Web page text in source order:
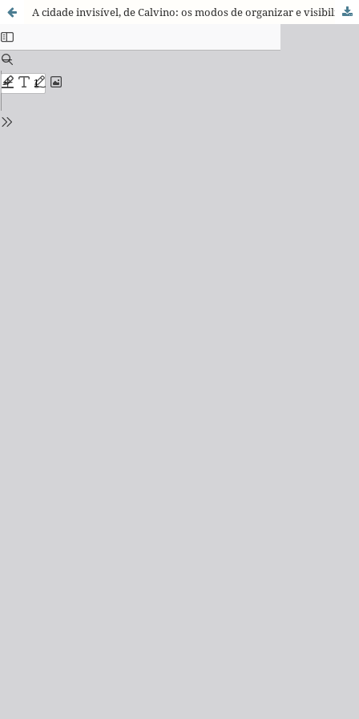
A cidade invisível, de Calvino: os modos de organizar e visibilizar o vivível